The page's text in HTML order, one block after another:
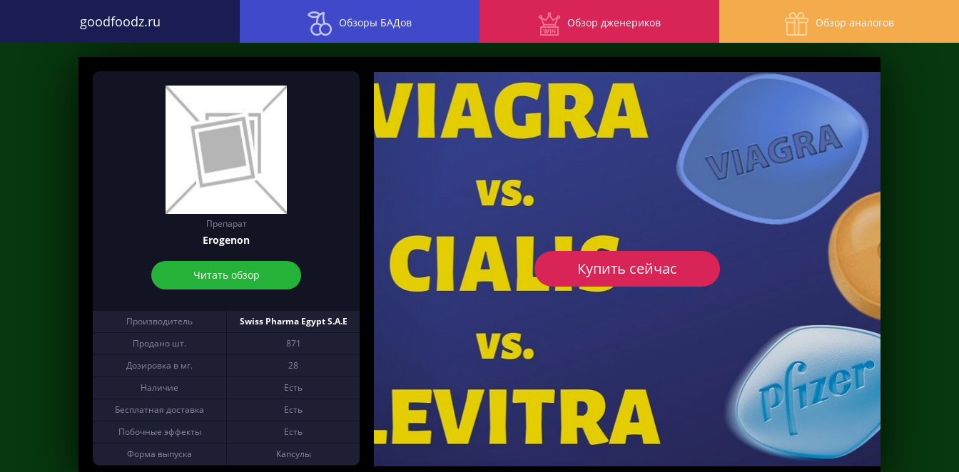
goodfoodz.ru Обзоры БАДов Обзор дженериков Обзор аналогов
Препарат
Erogenon
Читать обзор
Производитель
Swiss Pharma Egypt S.A.E
Продано шт.
871
Дозировка в мг.
28
Наличие
Есть
Бесплатная доставка
Есть
Побочные эффекты
Есть
Форма выпуска
Капсулы
Купить сейчас